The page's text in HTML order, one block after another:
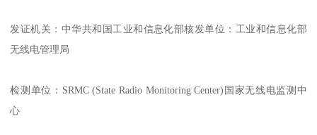
发证机关：中华共和国工业和信息化部核发单位：工业和信息化部
无线电管理局
检测单位：SRMC (State Radio Monitoring Center)国家无线电监测中
心